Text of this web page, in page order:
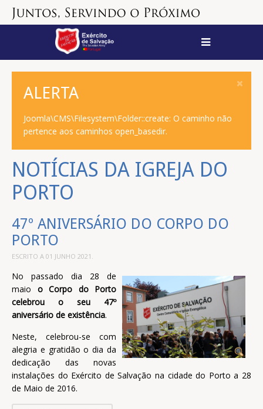
ALERTA
Joomla\CMS\Filesystem\Folder::create: O caminho não
pertence aos caminhos open_basedir.
NOTÍCIAS DA IGREJA DO
PORTO
47º ANIVERSÁRIO DO CORPO DO
PORTO
ESCRITO A 01 JUNHO 2021 .
No passado dia 28 de
maio o Corpo do Porto
celebrou o seu 47º
aniversário de existência.
Neste, celebrou-se com
alegria e gratidão o dia da
dedicação das novas
instalações do Exército de Salvação na cidade do Porto a 28
de Maio de 2016.